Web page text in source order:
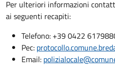
Per ulteriori informazioni
ai seguenti recapiti:
Telefono: +39 0422
Pec:
Email: